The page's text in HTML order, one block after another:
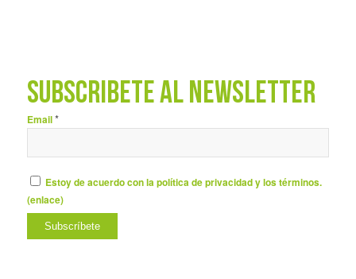
SUBSCRÍBETE AL NEWSLETTER
Email*
Estoy de acuerdo con la política de privacidad y los términos.
(enlace)